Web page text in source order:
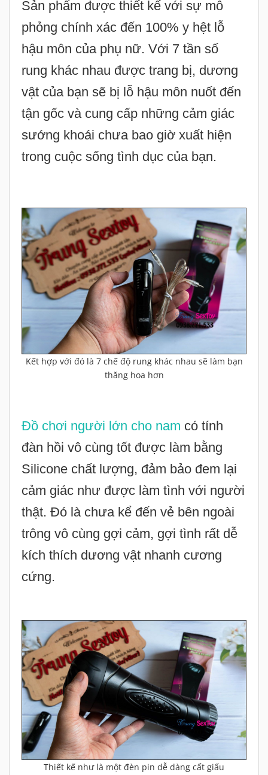
Sản phẩm được thiết kế với sự mô
phỏng chính xác đến 100% y hệt lỗ
hậu môn của phụ nữ. Với 7 tần số
rung khác nhau được trang bị, dương
vật của bạn sẽ bị lỗ hậu môn nuốt đến
tận gốc và cung cấp những cảm giác
sướng khoái chưa bao giờ xuất hiện
trong cuộc sống tình dục của bạn.
Kết hợp với đó là 7 chế độ rung khác nhau sẽ làm bạn
thăng hoa hơn
Đồ chơi người lớn cho nam có tính
đàn hồi vô cùng tốt được làm bằng
Silicone chất lượng, đảm bảo đem lại
cảm giác như được làm tình với người
thật. Đó là chưa kể đến vẻ bên ngoài
trông vô cùng gợi cảm, gợi tình rất dễ
kích thích dương vật nhanh cương
cứng.
Thiết kế như là một đèn pin dễ dàng cất giấu